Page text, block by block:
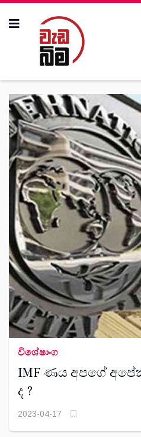
All Stories
විශේෂාංග
IMF ණය අපගේ
ද ?
2023-04-17